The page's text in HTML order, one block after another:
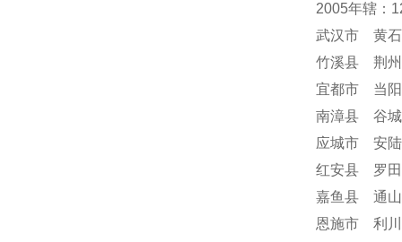
2005年辖：
武汉市 黄
竹溪县 荆
宜都市 当
南漳县 谷
应城市 安
红安县 罗
嘉鱼县 通
恩施市 利